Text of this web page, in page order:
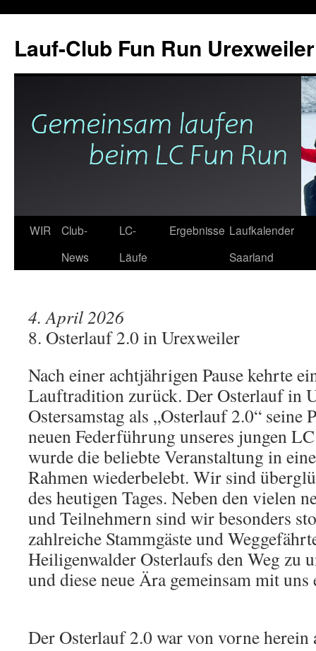
springen
Lauf-Club Fun Run
WIR
Club-
News
LC-
Läufe
Ergebnisse Laufkalender
Saarland
4. April 2026
8. Osterlauf 2.0 in Urexweiler
Nach einer achtjährigen Pause kehrte
Lauftradition zurück. Der Osterlauf in
Ostersamstag als „Osterlauf 2.0“ seine
neuen Federführung unseres jungen
wurde die beliebte Veranstaltung in
Rahmen wiederbelebt. Wir sind
des heutigen Tages. Neben den vielen
und Teilnehmern sind wir besonders
zahlreiche Stammgäste und
Heiligenwalder Osterlaufs den Weg zu
und diese neue Ära gemeinsam mit uns
Der Osterlauf 2.0 war von vorne herein